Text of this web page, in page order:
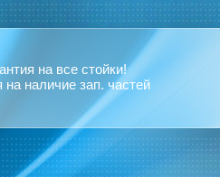
на все стойки!
на наличие зап. частей